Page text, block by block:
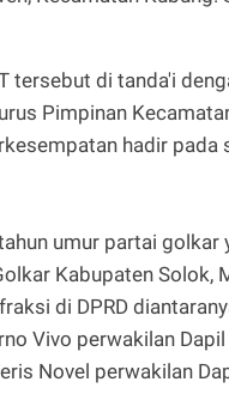
tersebut di tanda'i
Pimpinan
hadir pada
umur partai golkar
Kabupaten Solok,
di DPRD
Vivo perwakilan Dapil
Novel perwakilan